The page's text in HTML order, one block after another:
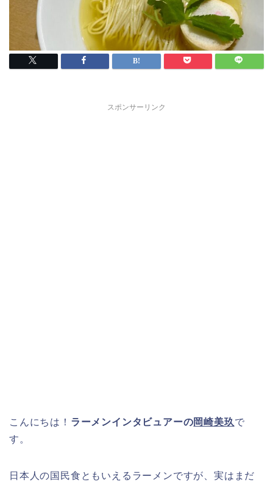
スポンサーリンク
こんにちは！ ラーメンインタビュアーの岡崎美玖 で
す。
日本人の国民食ともいえるラーメンですが、実はまだ